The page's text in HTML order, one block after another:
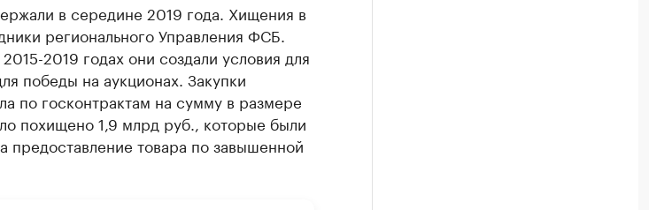
в середине 2019 года. Хищения в
регионального Управления ФСБ.
2019 годах они создали условия для
победы на аукционах. Закупки
по госконтрактам на сумму в размере
похищено 1,9 млрд руб., которые были
предоставление товара по завышенной